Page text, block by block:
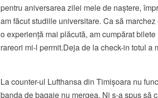
pentru aniversarea zilei mele de naștere,
am făcut studiile universitare. Ca să
o experiență mai plăcută, am cumpărat
rareori mi-l permit.Deja de la check-in totul a
La counter-ul Lufthansa din Timișoara nu
banda de bagaje nu mergea. Ni s-a spus să